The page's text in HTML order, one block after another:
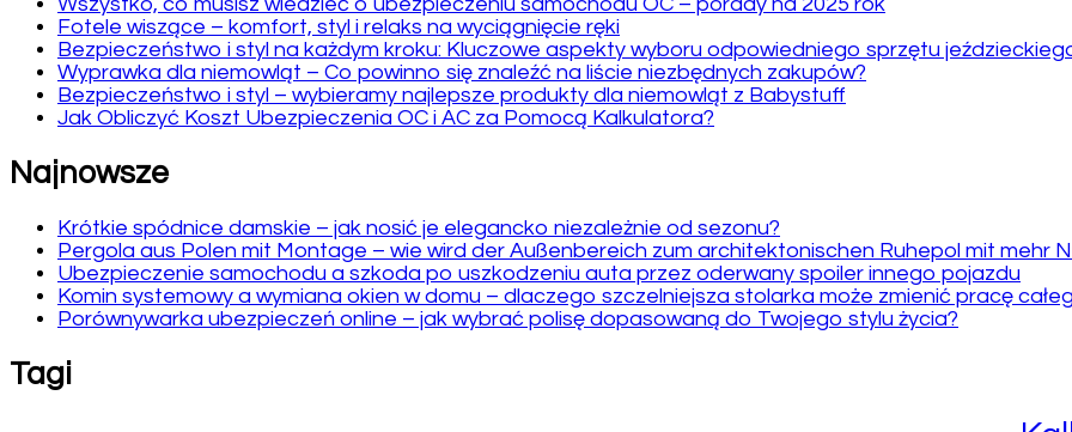
Wszystko, co musisz wiedzieć o ubezpieczeniu samochodu OC – porady na 2025 rok
Fotele wiszące – komfort, styl i relaks na wyciągnięcie ręki
Bezpieczeństwo i styl na każdym kroku: Kluczowe aspekty wyboru odpowiedniego sprzętu
Wyprawka dla niemowląt – Co powinno się znaleźć na liście niezbędnych zakupów?
Bezpieczeństwo i styl – wybieramy najlepsze produkty dla niemowląt z Babystuff
Jak Obliczyć Koszt Ubezpieczenia OC i AC za Pomocą Kalkulatora?
Najnowsze
Krótkie spódnice damskie – jak nosić je elegancko niezależnie od sezonu?
Pergola aus Polen mit Montage – wie wird der Außenbereich zum architektonischen Ruhepol mit mehr
Ubezpieczenie samochodu a szkoda po uszkodzeniu auta przez oderwany spoiler innego pojazdu
Komin systemowy a wymiana okien w domu – dlaczego szczelniejsza stolarka może zmienić pracę
Porównywarka ubezpieczeń online – jak wybrać polisę dopasowaną do Twojego stylu życia?
Tagi